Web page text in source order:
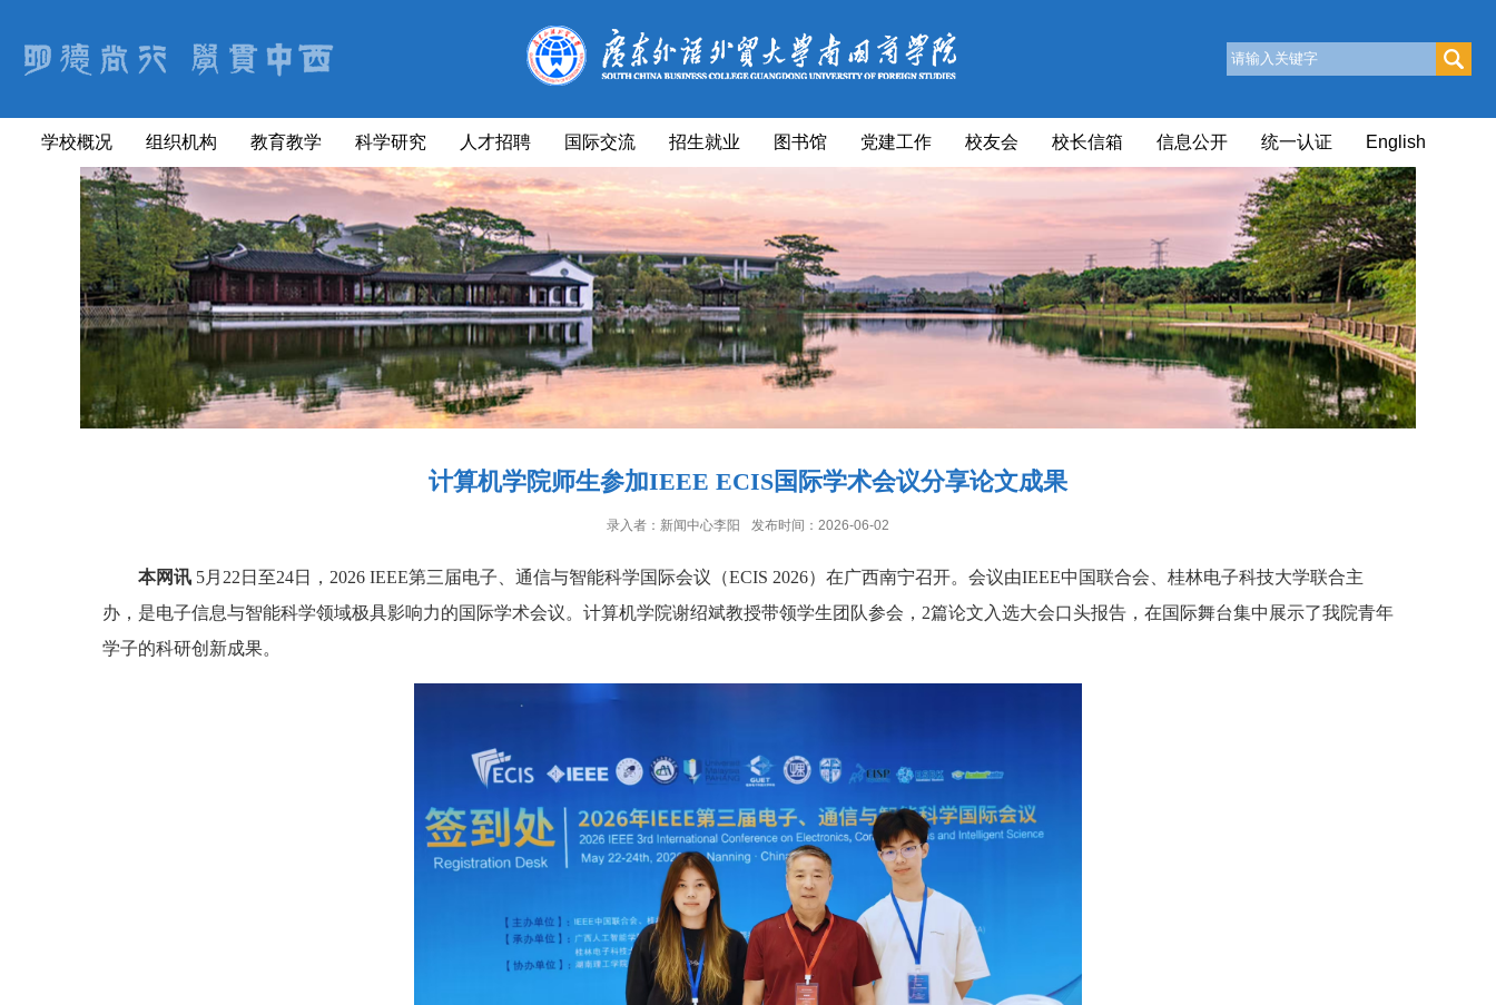
学校概况 组织机构 教育教学 科学研究 人才招聘 国际交流 招生就业 图书馆 党建工作 校友会 校长信箱 信息公开 统一认证 English
计算机学院师生参加IEEE ECIS国际学术会议分享论文成果
录入者：新闻中心李阳 发布时间：2026-06-02
本网讯 5月22日至24日，2026 IEEE第三届电子、通信与智能科学国际会议（ECIS 2026）在广西南宁召开。会议由IEEE中国联合会、桂林电子科技大学联合主
办，是电子信息与智能科学领域极具影响力的国际学术会议。计算机学院谢绍斌教授带领学生团队参会，2篇论文入选大会口头报告，在国际舞台集中展示了我院青年
学子的科研创新成果。